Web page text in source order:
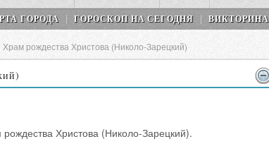
ГОРОДА ГОРОСКОП НA СEГОДНЯ ВИКТОРИНА
Храм рождества Христова (Николо-Зарецкий)
Христова (Николо-Зарецкий).